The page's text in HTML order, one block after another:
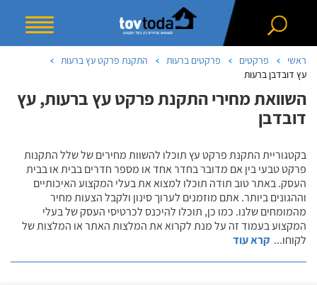
ראשי פרקטים פרקטים ברעות
התקנת פרקט עץ ברעות
עץ דובדבן ברעות
השוואת מחירי התקנת פרקט עץ ברעות, עץ
דובדבן
בקטגוריית התקנת פרקט עץ תוכלו להשוות מחירים של שלל התקנות
פרקט טבעי בין אם מדובר בחדר אחד או מספר חדרים בבית או בבית
העסק. באתר טוב תודה תוכלו למצוא את בעלי המקצוע האיכותיים
וההגונים ביותר. אתם מוזמנים לערוך סינון ולקבל הצעות מחיר
מהמומחים שלנו. כמו כן, תוכלו להיכנס לכרטיסי העסק של בעלי
המקצוע בעמוד זה על מנת לקרוא את המלצות האתר או המלצות של
לקוחו... קרא עוד